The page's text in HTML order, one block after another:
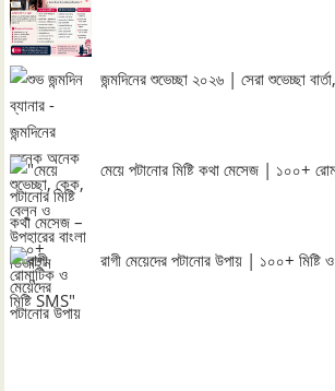
জন্মদিনের শুভেচ্ছা ২০২৬ | সেরা শুভেচ্ছা
মেয়ে পটানোর মিষ্টি কথা মেসেজ | ১০০+
রাগী মেয়েদের পটানোর উপায় | ১০০+